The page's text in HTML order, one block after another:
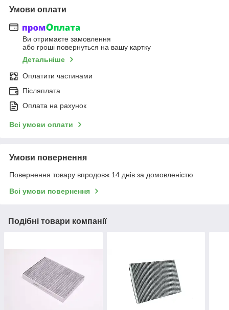
Умови оплати
Ви отримаєте замовлення
або гроші повернуться на вашу картку
Детальніше
Оплатити частинами
Післяплата
Оплата на рахунок
Всі умови оплати
Умови повернення
Повернення товару впродовж 14 днів за домовленістю
Всі умови повернення
Подібні товари компанії